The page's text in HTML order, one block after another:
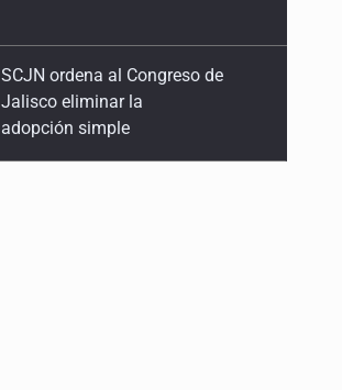
Cae ex mando por agresión a ex
pareja y procesan a agente por
abuso a menor